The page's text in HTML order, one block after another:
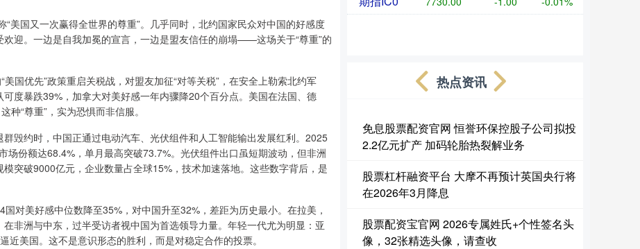
美国又一次赢得全世界的尊重”。几乎同时，北约国家民众对中国的好感度
迎。一边是自我加冕的宣言，一边是盟友信任的崩塌——这场关于“尊重”的
国优先”政策重启关税战，对盟友加征“对等关税”，在安全上勒索北约军
度暴跌39%，加拿大对美好感一年内骤降20个百分点。美国在法国、德
种“尊重”，实为恐惧而非信服。
毁约时，中国正通过电动汽车、光伏组件和人工智能输出发展红利。2025
份额达68.4%，单月最高突破73.7%。光伏组件出口虽短期波动，但非洲
突破9000亿元，企业数量占全球15%，技术加速落地。这些数字背后，是
对美好感中位数降至35%，对中国升至32%，差距为历史最小。在拉美，
非洲与中东，过半受访者视中国为首选领导力量。年轻一代尤为明显：亚
近美国。这不是意识形态的胜利，而是对稳定合作的投票。
热点资讯
免息股票配资官网 恒誉环保控股子公司拟投
2.2亿元扩产 加码轮胎热裂解业务
股票杠杆融资平台 大摩不再预计英国央行将
在2026年3月降息
股票配资宝官网 2026专属姓氏+个性签名头
像，32张精选头像，请查收